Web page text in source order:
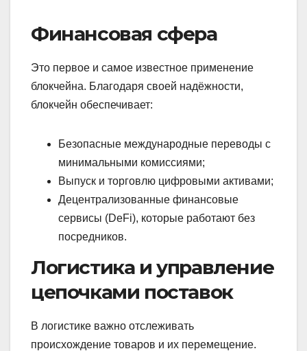
Финансовая сфера
Это первое и самое известное применение
блокчейна. Благодаря своей надёжности,
блокчейн обеспечивает:
Безопасные международные переводы с
минимальными комиссиями;
Выпуск и торговлю цифровыми активами;
Децентрализованные финансовые
сервисы (DeFi), которые работают без
посредников.
Логистика и управление
цепочками поставок
В логистике важно отслеживать
происхождение товаров и их перемещение.